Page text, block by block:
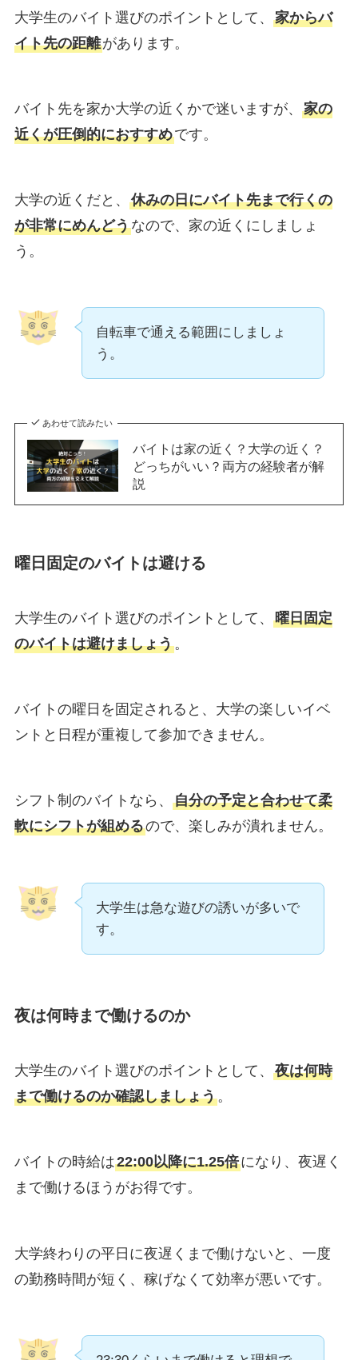
大学生のバイト選びのポイントとして、 家からバ
イト先の距離があります。
バイト先を家か大学の近くかで迷いますが、 家の
近くが圧倒的におすすめです。
大学の近くだと、 休みの日にバイト先まで行くの
が非常にめんどうなので、家の近くにしましょ
う。
自転車で通える範囲にしましょ
う。
あわせて読みたい
バイトは家の近く？大学の近く？
どっちがいい？両方の経験者が解
説
曜日固定のバイトは避ける
大学生のバイト選びのポイントとして、 曜日固定
のバイトは避けましょう。
バイトの曜日を固定されると、大学の楽しいイベ
ントと日程が重複して参加できません。
シフト制のバイトなら、 自分の予定と合わせて柔
軟にシフトが組めるので、楽しみが潰れません。
大学生は急な遊びの誘いが多いで
す。
夜は何時まで働けるのか
大学生のバイト選びのポイントとして、 夜は何時
まで働けるのか確認しましょう。
バイトの時給は22:00以降に1.25倍になり、夜遅く
まで働けるほうがお得です。
大学終わりの平日に夜遅くまで働けないと、一度
の勤務時間が短く、稼げなくて効率が悪いです。